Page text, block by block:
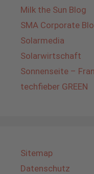
Milk the Sun Blog
SMA Corporate
Solarmedia
Solarwirtschaft
Sonnenseite –
techfieber GREEN
Sitemap
Datenschutz